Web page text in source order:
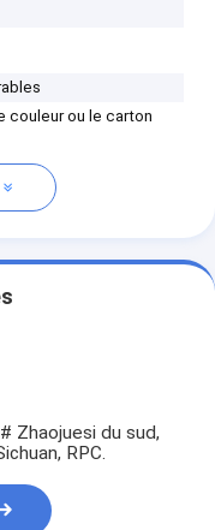
couleur ou le carton
Zhaojuesi du sud,
RPC.